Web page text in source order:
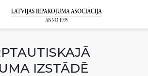
IZSTĀDĒ